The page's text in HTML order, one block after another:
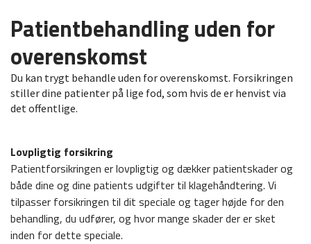
Patientbehandling uden for
overenskomst
Du kan trygt behandle uden for overenskomst. Forsikringen
stiller dine patienter på lige fod, som hvis de er henvist via
det offentlige.
Lovpligtig forsikring
Patientforsikringen er lovpligtig og dækker patientskader og
både dine og dine patients udgifter til klagehåndtering. Vi
tilpasser forsikringen til dit speciale og tager højde for den
behandling, du udfører, og hvor mange skader der er sket
inden for dette speciale.